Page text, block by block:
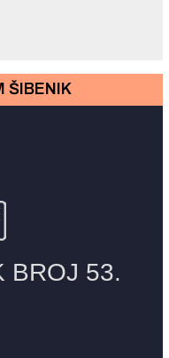
ŠIBENIK